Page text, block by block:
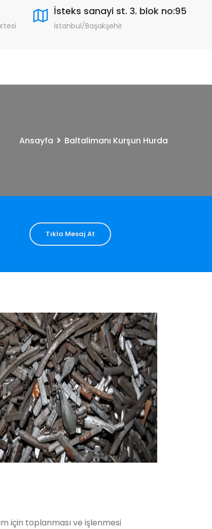
İsteks sanayi st. 3. blok no:95
İstanbul/Başakşehir
Ansayfa Baltalimanı Kurşun Hurda
Tıkla Mesaj At
için toplanması ve işlenmesi